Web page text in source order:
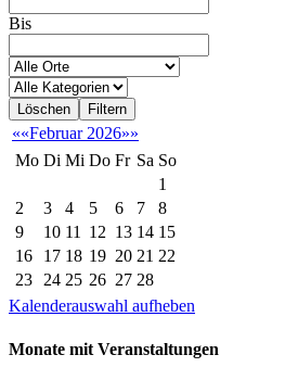
Bis
Löschen Filtern
««Februar 2026»»
Mo Di Mi Do Fr Sa So
1
2
3 4 5 6 7
8
9
10 11 12 13 14 15
16
17 18 19 20 21 22
23 24 25 26 27 28
Kalenderauswahl aufheben
Monate mit Veranstaltungen